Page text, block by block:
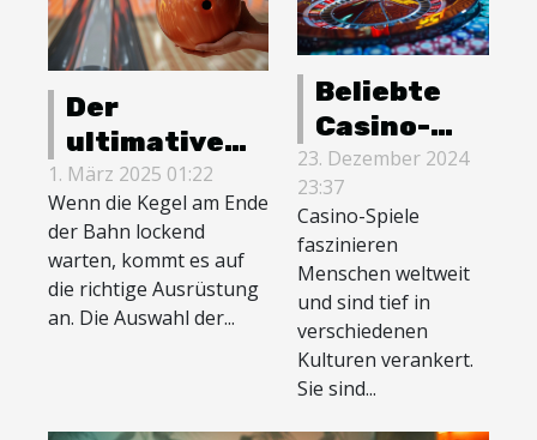
Der
ultimative
Leitfaden
für die
Auswahl der
richtigen
Bowlingkugel
1. März 2025 01:22
Wenn die Kegel am Ende
der Bahn lockend
warten, kommt es auf
die richtige Ausrüstung
an. Die Auswahl der...
Beliebte
Casino-
Spiele und
ihre
kulturelle
Bedeutung
23. Dezember 2024
23:37
Casino-Spiele
faszinieren
Menschen weltweit
und sind tief in
verschiedenen
Kulturen verankert.
Sie sind...